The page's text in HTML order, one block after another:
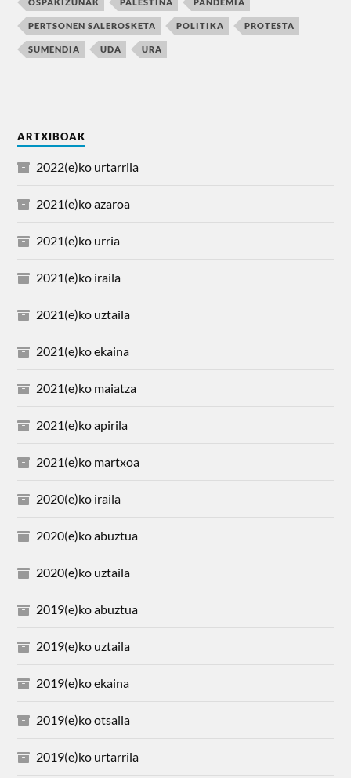
PERTSONEN SALEROSKETA POLITIKA PROTESTA
SUMENDIA UDA URA
ARTXIBOAK
2022(e)ko urtarrila
2021(e)ko azaroa
2021(e)ko urria
2021(e)ko iraila
2021(e)ko uztaila
2021(e)ko ekaina
2021(e)ko maiatza
2021(e)ko apirila
2021(e)ko martxoa
2020(e)ko iraila
2020(e)ko abuztua
2020(e)ko uztaila
2019(e)ko abuztua
2019(e)ko uztaila
2019(e)ko ekaina
2019(e)ko otsaila
2019(e)ko urtarrila